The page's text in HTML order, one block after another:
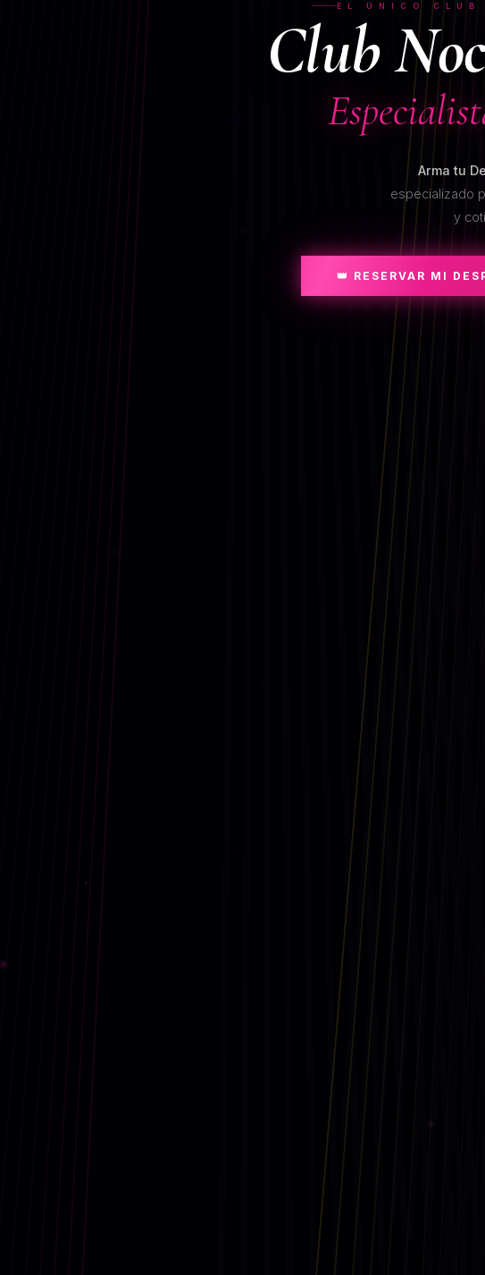
EL ÚNICO CLUB
Club
Arma tu
especializado
y
👑 RESERVAR MI